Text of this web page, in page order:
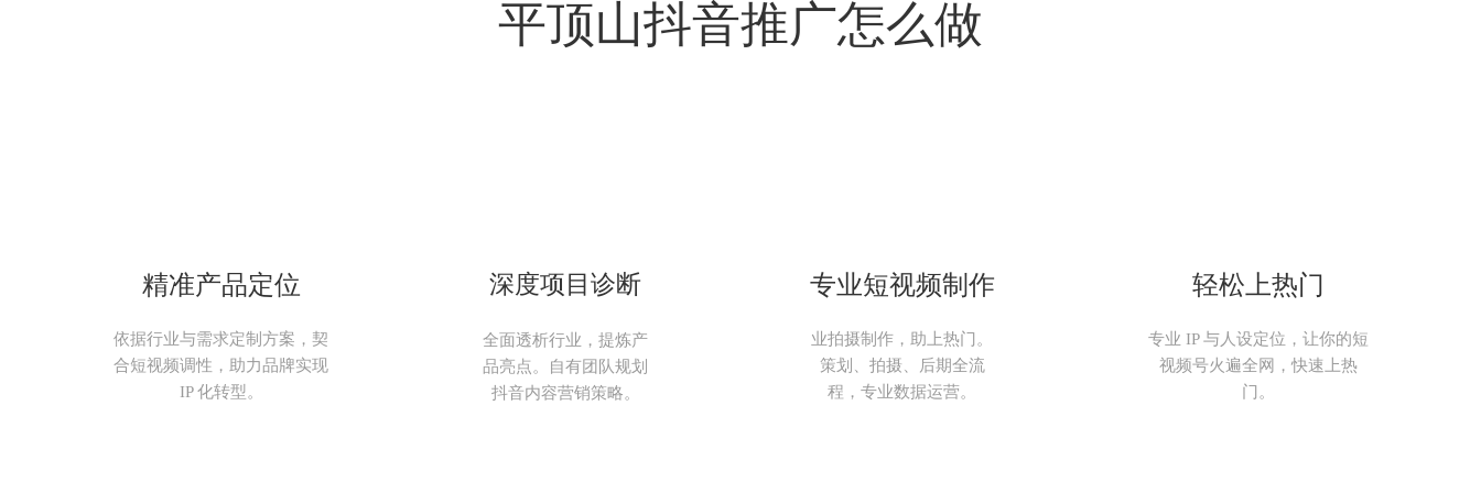
平顶山抖音推广怎么做
精准产品定位
依据行业与需求定制方案，契
合短视频调性，助力品牌实现
IP 化转型。
深度项目诊断
全面透析行业，提炼产
品亮点。自有团队规划
抖音内容营销策略。
专业短视频制作
业拍摄制作，助上热门。
策划、拍摄、后期全流
程，专业数据运营。
轻松上热门
专业 IP 与人设定位，让你的短
视频号火遍全网，快速上热
门。